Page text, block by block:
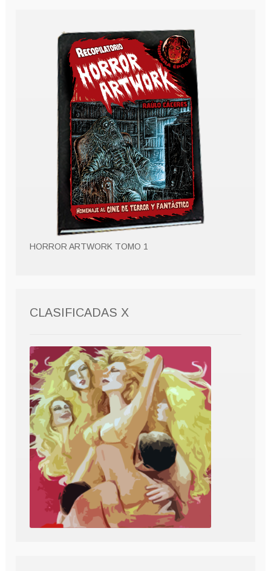
HORROR ARTWORK TOMO 1
CLASIFICADAS X